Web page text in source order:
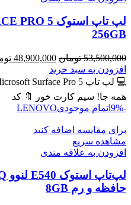
256GB
53,500,000 تومان قیمت
اصلی
48,900,000
افزودن به سبد خرید
همه جا! سیم کارت خور 🔖 کد
-9%
اتمام موجودیLENOVO
برای مقایسه اضافه کنید
مشاهده سریع
افزودن به علاقه مندی
حافظه و رم 8GB